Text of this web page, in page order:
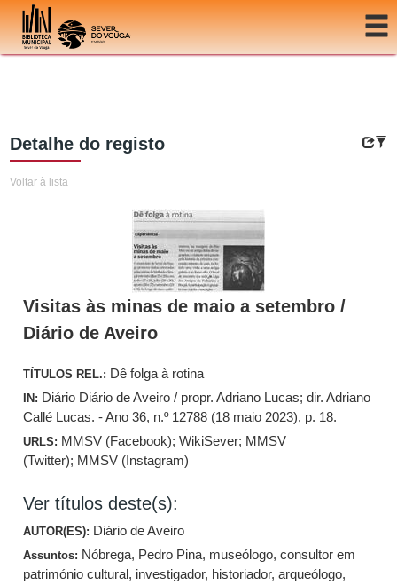
Ir para o conteúdo
Detalhe do registo
Voltar à lista
Visitas às minas de maio a setembro /
Diário de Aveiro
TÍTULOS REL.: Dê folga à rotina
IN: Diário Diário de Aveiro / propr. Adriano Lucas; dir. Adriano
Callé Lucas. - Ano 36, n.º 12788 (18 maio 2023), p. 18.
URLS: MMSV (Facebook);WikiSever; MMSV
(Twitter); MMSV (Instagram)
Ver títulos deste(s):
AUTOR(ES): Diário de Aveiro
Assuntos: Nóbrega, Pedro Pina, museólogo, consultor em
património cultural, investigador, historiador, arqueólogo,